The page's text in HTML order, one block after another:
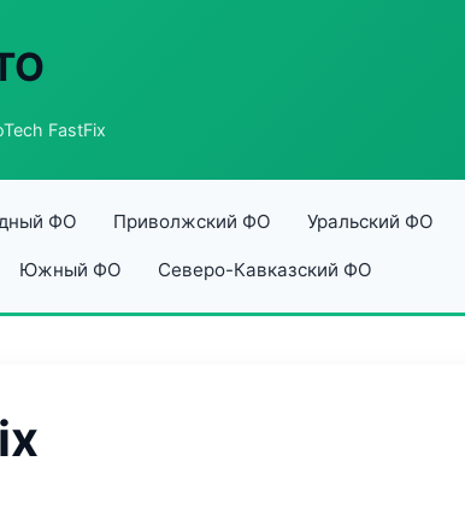
FastFix
ФО Приволжский ФО Уральский ФО
Южный ФО Северо-Кавказский ФО